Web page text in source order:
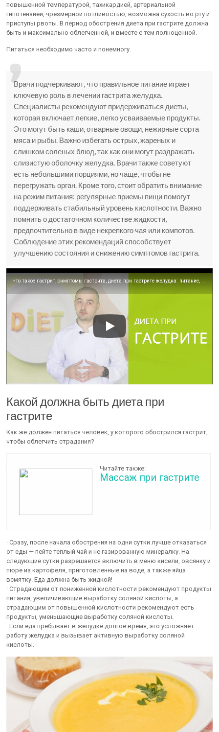
повышенной температурой, тахикардией, артериальной
гипотензией, чрезмерной потливостью, возможна сухость во рту и
приступы рвоты. В период обострения диета при гастрите должна
быть и максимально облегченной, и вместе с тем полноценной.
Питаться необходимо часто и понемногу.
Врачи подчеркивают, что правильное питание играет
ключевую роль в лечении гастрита желудка.
Специалисты рекомендуют придерживаться диеты,
которая включает легкие, легко усваиваемые продукты.
Это могут быть каши, отварные овощи, нежирные сорта
мяса и рыбы. Важно избегать острых, жареных и
слишком соленых блюд, так как они могут раздражать
слизистую оболочку желудка. Врачи также советуют
есть небольшими порциями, но чаще, чтобы не
перегружать орган. Кроме того, стоит обратить внимание
на режим питания: регулярные приемы пищи помогут
поддерживать стабильный уровень кислотности. Важно
помнить о достаточном количестве жидкости,
предпочтительно в виде некрепкого чая или компотов.
Соблюдение этих рекомендаций способствует
улучшению состояния и снижению симптомов гастрита.
Что такое гастрит, симптомы гастрита, диета при гастрите желудка: питание, меню, лечение
Какой должна быть диета при
гастрите
Как же должен питаться человек, у которого обострился гастрит,
чтобы облегчить страдания?
Читайте также:
Массаж при гастрите
· Сразу, после начала обострения на одни сутки лучше отказаться
от еды — пейте теплый чай и не газированную минералку. На
следующие сутки разрешается включить в меню кисели, овсянку и
пюре из картофеля, приготовленные на воде, а также яйца
всмятку. Еда должна быть жидкой!
· Страдающим от пониженной кислотности рекомендуют продукты
питания, увеличивающие выработку соляной кислоты, а
страдающим от повышенной кислотности рекомендуют есть
продукты, уменьшающие выработку соляной кислоты.
· Если еда пребывает в желудке долгое время, это усложняет
работу желудка и вызывает активную выработку соляной
кислоты.